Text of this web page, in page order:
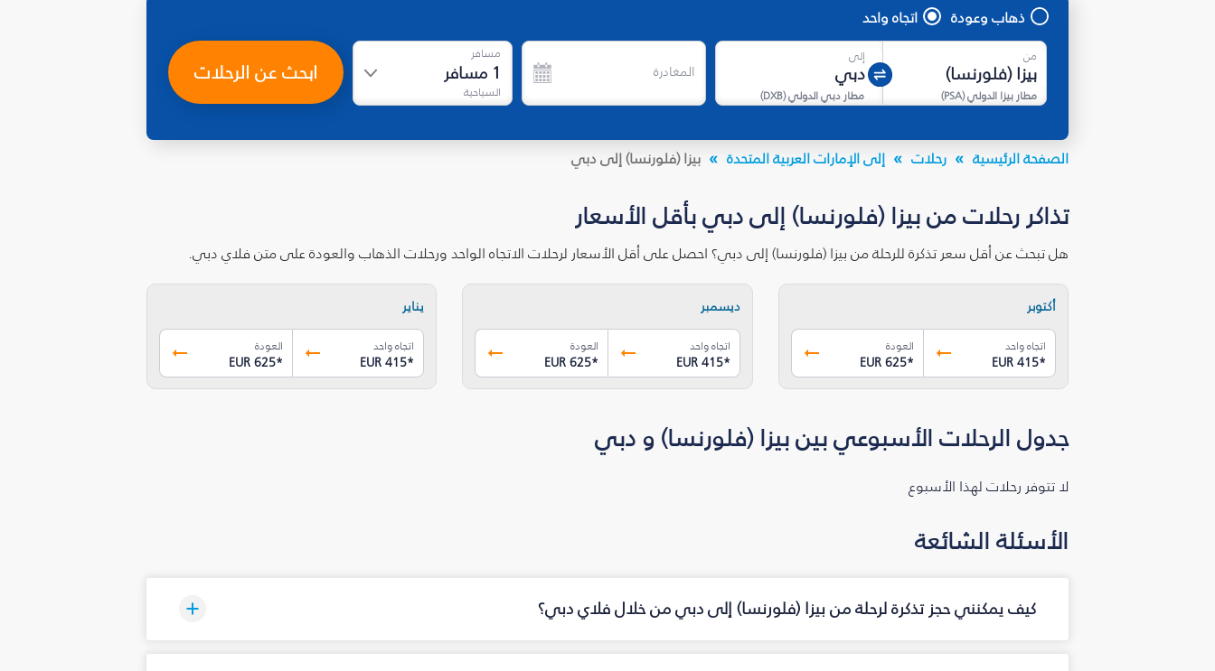
ذهاب وعودة اتجاه واحد
من
مطار بيزا الدولي(
PSA
)
إلى
مطار دبي الدولي(
DXB
)
المغادرة
مسافر
1 مسافر
السياحية
ابحث عن الرحلات
الصفحة الرئيسية رحلات إلى الإمارات العربية المتحدة بيزا (فلورنسا) إلى دبي
تذاكر رحلات من بيزا (فلورنسا) إلى دبي بأقل الأسعار
هل تبحث عن أقل سعر تذكرة للرحلة من بيزا (فلورنسا) إلى دبي؟ احصل على أقل الأسعار لرحلات الاتجاه الواحد ورحلات الذهاب والعودة على متن فلاي دبي.
أكتوبر
اتجاه واحد
EUR 415*
العودة
EUR 625*
ديسمبر
اتجاه واحد
EUR 415*
العودة
EUR 625*
يناير
اتجاه واحد
EUR 415*
العودة
EUR 625*
جدول الرحلات الأسبوعي بين بيزا (فلورنسا) و دبي
لا تتوفر رحلات لهذا الأسبوع
الأسئلة الشائعة
كيف يمكنني حجز تذكرة لرحلة من بيزا (فلورنسا) إلى دبي من خلال فلاي دبي؟